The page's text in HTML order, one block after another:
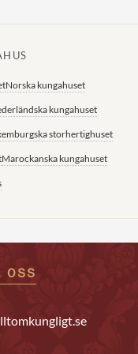
Norska kungahuset
kungahuset
storhertighuset
Marockanska kungahuset
OSS